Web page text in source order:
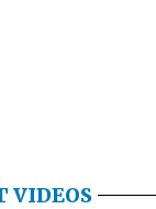
VIDEOS